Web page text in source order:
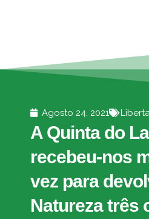
Agosto 24, 2021
A Quinta do
recebeu-nos
vez para
Natureza três